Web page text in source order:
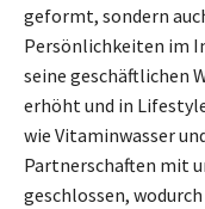
geformt, sondern
Persönlichkeiten im
seine geschäftlichen
erhöht und in
wie Vitaminwasser
Partnerschaften mit
geschlossen,